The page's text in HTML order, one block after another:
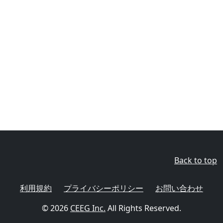
Back to top
利用規約 プライバシーポリシー
お問い合わせ
© 2026 CEEG Inc. All Rights Reserved.